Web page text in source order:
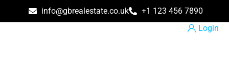
info@gbrealestate.co.uk
+1 123 456 7890
Login